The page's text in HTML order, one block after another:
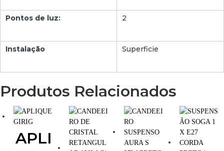
Pontos de luz: 2
Instalação Superficie
Produtos Relacionados
APLI